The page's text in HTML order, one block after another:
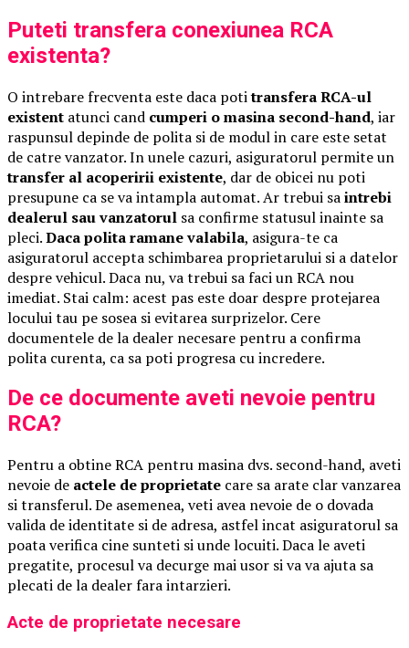
Puteti transfera conexiunea RCA
existenta?
O intrebare frecventa este daca potitransfera RCA-ul
existent atunci cand cumperi o masina second-hand, iar
raspunsul depinde de polita si de modul in care este setat
de catre vanzator. In unele cazuri, asiguratorul permite un
transfer al acoperirii existente, dar de obicei nu poti
presupune ca se va intampla automat. Ar trebui saintrebi
dealerul sau vanzatorul sa confirme statusul inainte sa
pleci.Daca polita ramane valabila, asigura-te ca
asiguratorul accepta schimbarea proprietarului si a datelor
despre vehicul. Daca nu, va trebui sa faci un RCA nou
imediat. Stai calm: acest pas este doar despre protejarea
locului tau pe sosea si evitarea surprizelor. Cere
documentele de la dealer necesare pentru a confirma
polita curenta, ca sa poti progresa cu incredere.
De ce documente aveti nevoie pentru
RCA?
Pentru a obtine RCA pentru masina dvs. second-hand, aveti
nevoie de actele de proprietate care sa arate clar vanzarea
si transferul. De asemenea, veti avea nevoie de o dovada
valida de identitate si de adresa, astfel incat asiguratorul sa
poata verifica cine sunteti si unde locuiti. Daca le aveti
pregatite, procesul va decurge mai usor si va va ajuta sa
plecati de la dealer fara intarzieri.
Acte de proprietate necesare